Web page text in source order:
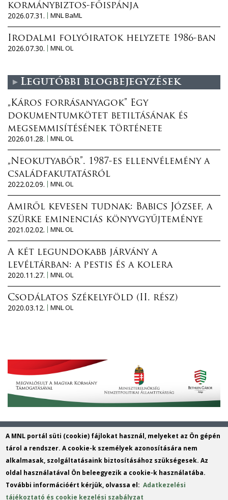
kormánybiztos-főispánja
2026.07.31.
MNL BaML
Irodalmi folyóiratok helyzete 1986-ban
2026.07.30.
MNL OL
Legutóbbi blogbejegyzések
„Káros forrásanyagok” Egy
dokumentumkötet betiltásának és
megsemmisítésének története
2026.01.28.
MNL OL
„Neokutyabőr”. 1987-es ellenvélemény a
családfakutatásról
2022.02.09.
MNL OL
Amiről kevesen tudnak: Babics József, a
szürke eminenciás könyvgyűjteménye
2021.02.02.
MNL OL
A két legundokabb járvány a
levéltárban: a pestis és a kolera
2020.11.27.
MNL OL
Csodálatos Székelyföld (II. rész)
2020.03.12.
MNL OL
Magyar Nemzeti Levéltár Veszprém
Vármegyei Levéltára
Cím: 8200 Veszprém, Török Ignác utca
1.
Telefon: +36 88 401 422
A MNL portál süti (cookie) fájlokat használ, melyeket az Ön gépén
tárol a rendszer. A cookie-k személyek azonosítására nem
alkalmasak, szolgáltatásaink biztosításához szükségesek. Az
oldal használatával Ön beleegyezik a cookie-k használatába.
További információért kérjük, olvassa el:Adatkezelési
tájékoztató és cookie kezelési szabályzat